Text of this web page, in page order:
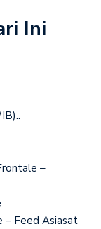
Ini
–
– Feed Asiasat